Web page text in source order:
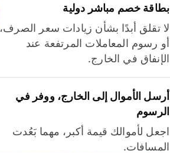
بطاقة خصم مباشر دولية
لا تقلق أبدًا بشأن زيادات سعر الصرف،
أو رسوم المعاملات المرتفعة عند
الإنفاق في الخارج.
أرسل الأموال إلى الخارج، ووفر في
الرسوم
اجعل لأموالك قيمة أكبر، مهما بَعُدت
المسافات.